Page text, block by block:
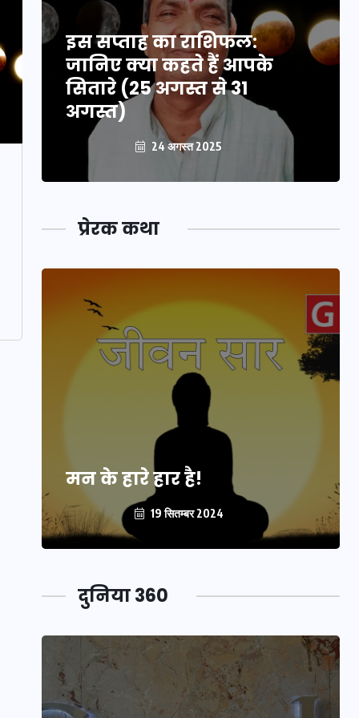
इस सप्ताह का राशिफल:
जानिए क्या कहते हैं आपके
सितारे (25 अगस्त से 31
अगस्त)
24 अगस्त 2025
प्रेरक कथा
मन के हारे हार है!
19 सितम्बर 2024
दुनिया 360